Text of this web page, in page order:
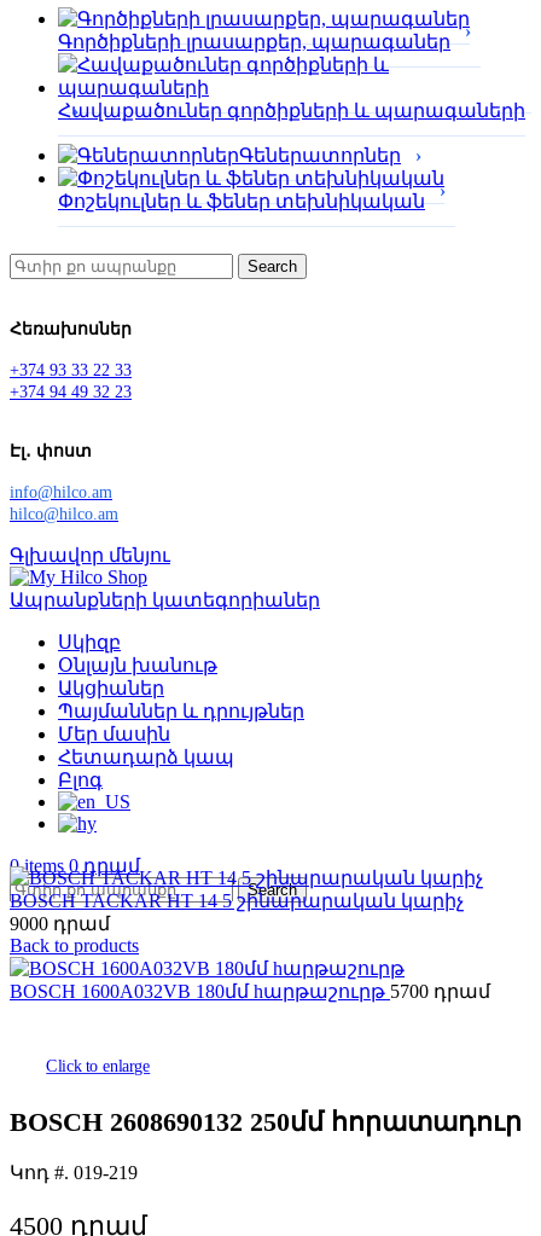
Գործիքների լրասարքեր, պարագաներ
Հավաքածուներ գործիքների և պարագաների
Գեներատորներ
Փոշեկուլներ և ֆեներ տեխնիկական
Search
Հեռախոսներ
+374 93 33 22 33
+374 94 49 32 23
Էլ․ փոստ
info@hilco.am
hilco@hilco.am
Գլխավոր մենյու
Ապրանքների կատեգորիաներ
Սկիզբ
Օնլայն խանութ
Ակցիաներ
Պայմաններ և դրույթներ
Մեր մասին
Հետադարձ կապ
Բլոգ
0items 0
Search
BOSCH TACKAR HT 14 5 շինարարական կարիչ
9000
Back to products
BOSCH 1600A032VB 180մմ hարթաշուրթ 5700
Click to enlarge
BOSCH 2608690132 250մմ հորատադուր
Կոդ #. 019-219
4500